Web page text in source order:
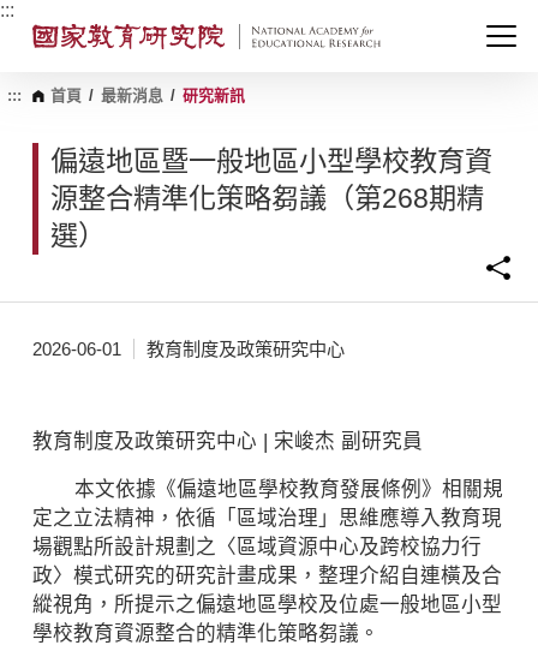
跳
內
:::
::: 首頁 / 最新消息 / 研究新訊
偏遠地區暨一般地區小型學校教育資
源整合精準化策略芻議（第268期精
選）
2026-06-01 教育制度及政策研究中心
教育制度及政策研究中心 | 宋峻杰 副研究員
本文依據《偏遠地區學校教育發展條例》相關規
定之立法精神，依循「區域治理」思維應導入教育現
場觀點所設計規劃之〈區域資源中心及跨校協力行
政〉模式研究的研究計畫成果，整理介紹自連橫及合
縱視角，所提示之偏遠地區學校及位處一般地區小型
學校教育資源整合的精準化策略芻議。